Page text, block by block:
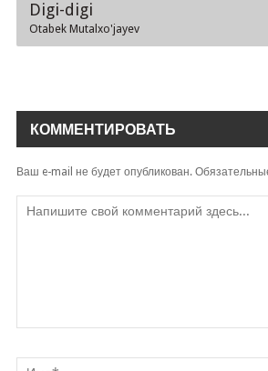
Digi-digi
Otabek Mutalxo'jayev
КОММЕНТИРОВАТЬ
Ваш e-mail не будет опубликован.